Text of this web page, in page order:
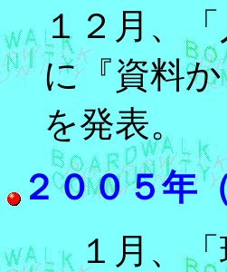
１２月、
に『資料
を発表。
２００５年
１月、「